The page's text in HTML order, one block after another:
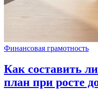
Финансовая грамотность
Как составить
план при росте